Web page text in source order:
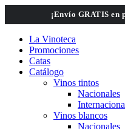
¡Envío GRATIS en
La Vinoteca
Promociones
Catas
Catálogo
Vinos tintos
Nacionales
Vinos blancos
Nacionales